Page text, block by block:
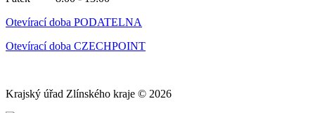
Otevírací doba PODATELNA
Otevírací doba CZECHPOINT
Krajský úřad Zlínského kraje © 2026